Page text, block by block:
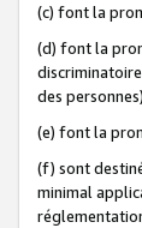
(c) font la
(d) font la
des
(e) font la
(f) sont
minimal